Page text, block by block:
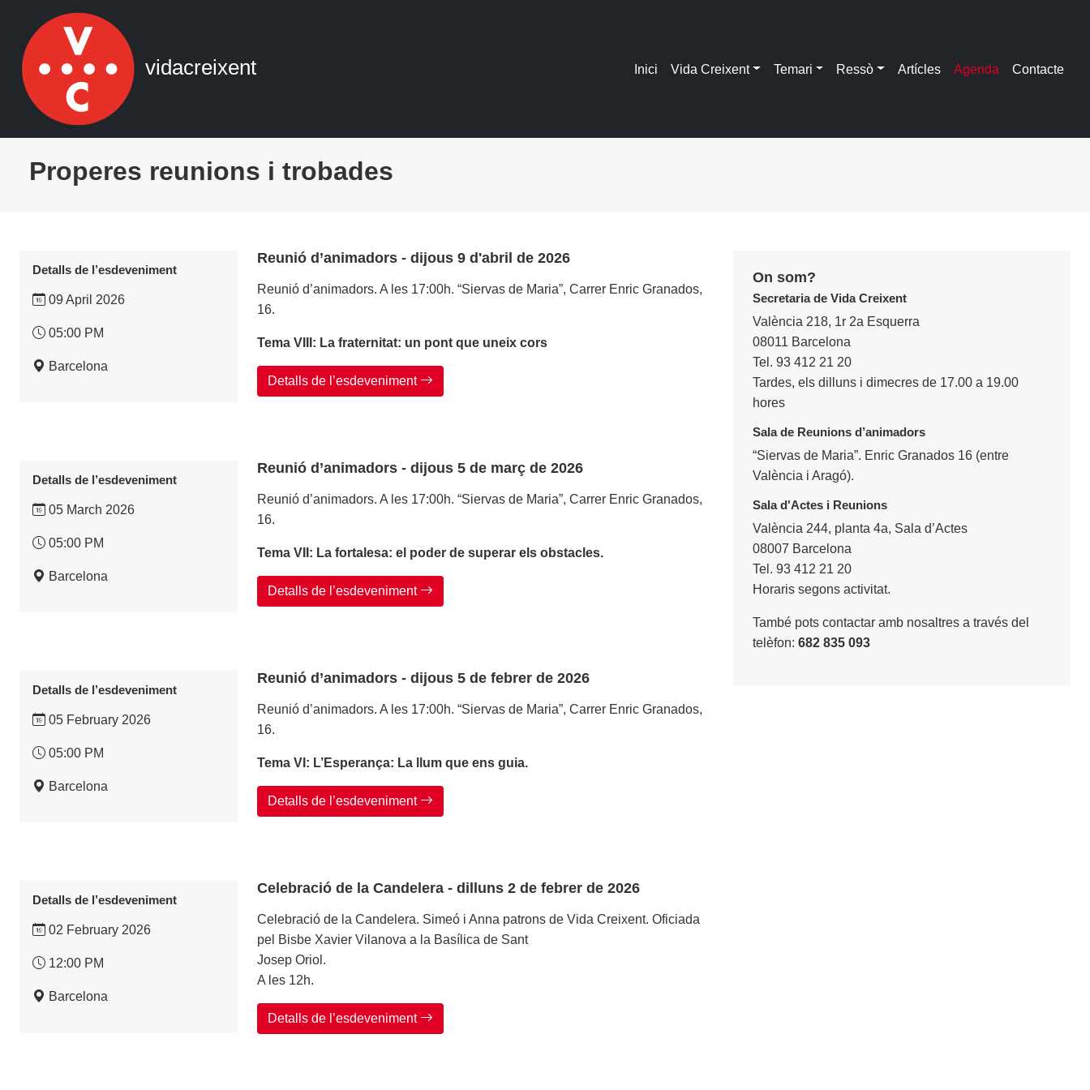
Vés al contingut
vidacreixent Inici Vida Creixent Temari Ressò Artícles Agenda Contacte
Properes reunions i trobades
Detalls de l’esdeveniment
09 April 2026
05:00 PM
Barcelona
Reunió d’animadors - dijous 9 d'abril de 2026
Reunió d’animadors. A les 17:00h. “Siervas de Maria”, Carrer Enric Granados,
16.
Tema VIII: La fraternitat: un pont que uneix cors
Detalls de l’esdeveniment
Detalls de l’esdeveniment
05 March 2026
05:00 PM
Barcelona
Reunió d’animadors - dijous 5 de març de 2026
Reunió d’animadors. A les 17:00h. “Siervas de Maria”, Carrer Enric Granados,
16.
Tema VII: La fortalesa: el poder de superar els obstacles.
Detalls de l’esdeveniment
Detalls de l’esdeveniment
05 February 2026
05:00 PM
Barcelona
Reunió d’animadors - dijous 5 de febrer de 2026
Reunió d’animadors. A les 17:00h. “Siervas de Maria”, Carrer Enric Granados,
16.
Tema VI: L’Esperança: La llum que ens guia.
Detalls de l’esdeveniment
Detalls de l’esdeveniment
02 February 2026
12:00 PM
Barcelona
Celebració de la Candelera - dilluns 2 de febrer de 2026
Celebració de la Candelera. Simeó i Anna patrons de Vida Creixent. Oficiada
pel Bisbe Xavier Vilanova a la Basílica de Sant
Josep Oriol.
A les 12h.
Detalls de l’esdeveniment
On som?
Secretaria de Vida Creixent
València 218, 1r 2a Esquerra
08011 Barcelona
Tel. 93 412 21 20
Tardes, els dilluns i dimecres de 17.00 a 19.00
hores
Sala de Reunions d’animadors
“Siervas de Maria”. Enric Granados 16 (entre
València i Aragó).
Sala d'Actes i Reunions
València 244, planta 4a, Sala d’Actes
08007 Barcelona
Tel. 93 412 21 20
Horaris segons activitat.
També pots contactar amb nosaltres a través del
telèfon: 682 835 093